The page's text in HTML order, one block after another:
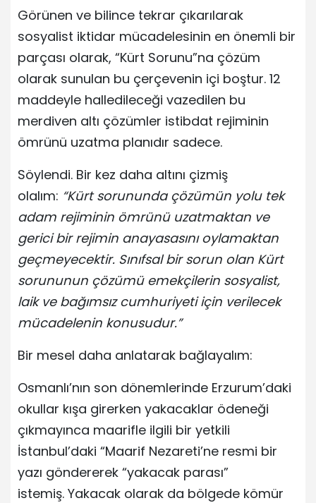
Görünen ve bilince tekrar çıkarılarak
sosyalist iktidar mücadelesinin en önemli bir
parçası olarak, “Kürt Sorunu”na çözüm
olarak sunulan bu çerçevenin içi boştur. 12
maddeyle halledileceği vazedilen bu
merdiven altı çözümler istibdat rejiminin
ömrünü uzatma planıdır sadece.
Söylendi. Bir kez daha altını çizmiş
olalım: “Kürt sorununda çözümün yolu tek
adam rejiminin ömrünü uzatmaktan ve
gerici bir rejimin anayasasını oylamaktan
geçmeyecektir. Sınıfsal bir sorun olan Kürt
sorununun çözümü emekçilerin sosyalist,
laik ve bağımsız cumhuriyeti için verilecek
mücadelenin konusudur.”
Bir mesel daha anlatarak bağlayalım:
Osmanlı’nın son dönemlerinde Erzurum’daki
okullar kışa girerken yakacaklar ödeneği
çıkmayınca maarifle ilgili bir yetkili
İstanbul’daki “Maarif Nezareti’ne resmi bir
yazı göndererek “yakacak parası”
istemiş. Yakacak olarak da bölgede kömür